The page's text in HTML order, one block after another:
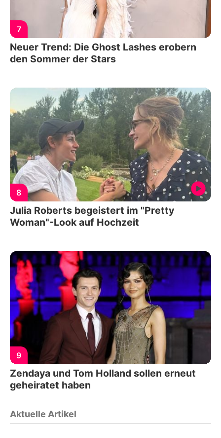
7
Neuer Trend: Die Ghost Lashes erobern
den Sommer der Stars
8
Julia Roberts begeistert im "Pretty
Woman"-Look auf Hochzeit
9
Zendaya und Tom Holland sollen erneut
geheiratet haben
Aktuelle Artikel